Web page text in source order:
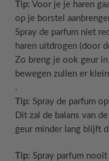
Tip: Voor je je haren
op je borstel
Spray de parfum niet
haren uitdrogen (door
Zo breng je ook geur
bewegen zullen er
.
Tip: Spray de parfum
Dit zal de balans van
geur minder lang blijft
Tip: Spray parfum